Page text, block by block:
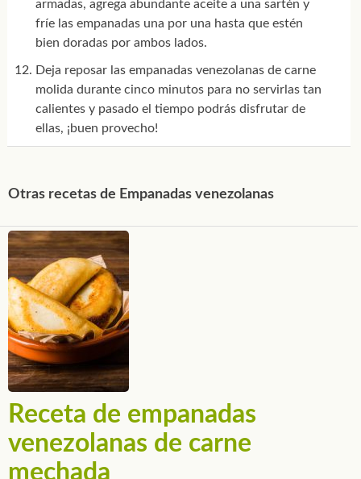
armadas, agrega abundante aceite a una sartén y
fríe las empanadas una por una hasta que estén
bien doradas por ambos lados.
Deja reposar las empanadas venezolanas de carne
molida durante cinco minutos para no servirlas tan
calientes y pasado el tiempo podrás disfrutar de
ellas, ¡buen provecho!
Otras recetas de Empanadas venezolanas
Receta de empanadas
venezolanas de carne
mechada